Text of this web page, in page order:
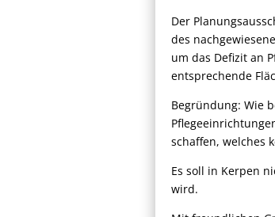
Der
des
um das Defizit an
entsprechende
Begründung: Wie
schaffen, welches
Es soll in Kerpen
wird.